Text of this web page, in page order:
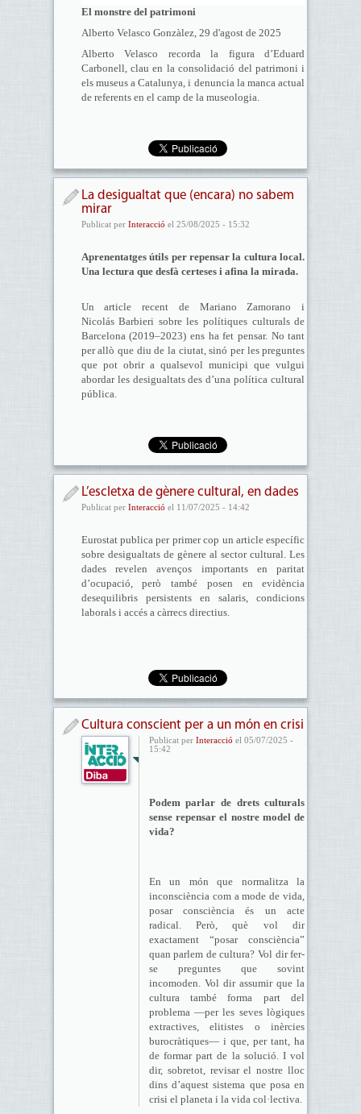
El monstre del patrimoni
Alberto Velasco Gonzàlez, 29 d'agost de 2025
Alberto Velasco recorda la figura d’Eduard
Carbonell, clau en la consolidació del patrimoni i
els museus a Catalunya, i denuncia la manca actual
de referents en el camp de la museologia.
La desigualtat que (encara) no sabem
mirar
Publicat per Interacció el 25/08/2025 - 15:32
Aprenentatges útils per repensar la cultura local.
Una lectura que desfà certeses i afina la mirada.
Un article recent de Mariano Zamorano i
Nicolás Barbieri sobre les polítiques culturals de
Barcelona (2019–2023) ens ha fet pensar. No tant
per allò que diu de la ciutat, sinó per les preguntes
que pot obrir a qualsevol municipi que vulgui
abordar les desigualtats des d’una política cultural
pública.
L’escletxa de gènere cultural, en dades
Publicat per Interacció el 11/07/2025 - 14:42
Eurostat publica per primer cop un article específic
sobre desigualtats de gènere al sector cultural. Les
dades revelen avenços importants en paritat
d’ocupació, però també posen en evidència
desequilibris persistents en salaris, condicions
laborals i accés a càrrecs directius.
Cultura conscient per a un món en crisi
Publicat per Interacció el 05/07/2025 -
15:42
Podem parlar de drets culturals
sense repensar el nostre model de
vida?
En un món que normalitza la
inconsciència com a mode de vida,
posar consciència és un acte
radical. Però, què vol dir
exactament “posar consciència”
quan parlem de cultura? Vol dir fer-
se preguntes que sovint
incomoden. Vol dir assumir que la
cultura també forma part del
problema —per les seves lògiques
extractives, elitistes o inèrcies
burocràtiques— i que, per tant, ha
de formar part de la solució. I vol
dir, sobretot, revisar el nostre lloc
dins d’aquest sistema que posa en
crisi el planeta i la vida col·lectiva.